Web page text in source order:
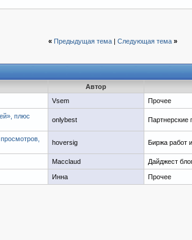
« Предыдущая тема| Следующая тема »
Автор
Vsem Прочее
плюс
onlybest Партнерские
hoversig Биржа работ
Macclaud Дайджест
Инна Прочее